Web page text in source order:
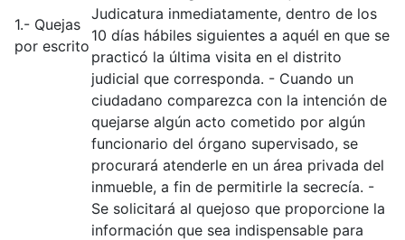
1.- Quejas
por escrito
Judicatura inmediatamente, dentro de los
10 días hábiles siguientes a aquél en que se
practicó la última visita en el distrito
judicial que corresponda. - Cuando un
ciudadano comparezca con la intención de
quejarse algún acto cometido por algún
funcionario del órgano supervisado, se
procurará atenderle en un área privada del
inmueble, a fin de permitirle la secrecía. -
Se solicitará al quejoso que proporcione la
información que sea indispensable para